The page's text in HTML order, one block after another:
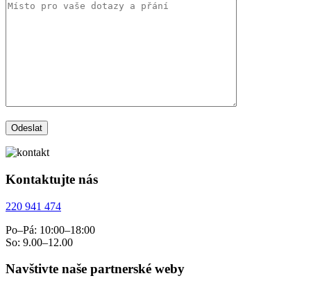
Kontaktujte nás
220 941 474
Po–Pá: 10:00–18:00
So: 9.00–12.00
Navštivte naše partnerské weby